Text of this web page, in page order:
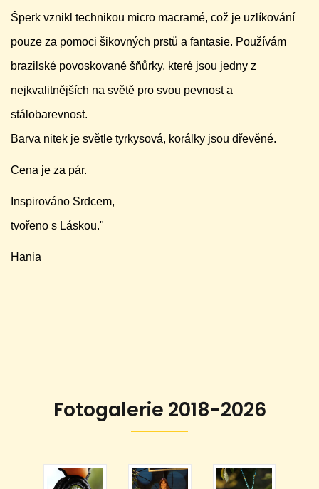
Šperk vznikl technikou micro macramé, což je uzlíkování
pouze za pomoci šikovných prstů a fantasie. Používám
brazilské povoskované šňůrky, které jsou jedny z
nejkvalitnějších na světě pro svou pevnost a
stálobarevnost.
Barva nitek je světle tyrkysová, korálky jsou dřevěné.
Cena je za pár.
Inspirováno Srdcem,
tvořeno s Láskou."
Hania
Fotogalerie 2018-2026